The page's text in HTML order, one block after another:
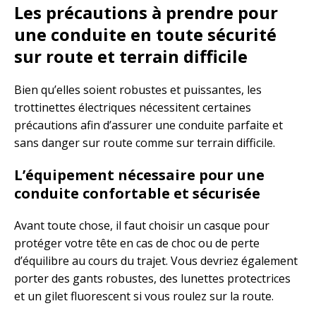
Les précautions à prendre pour
une conduite en toute sécurité
sur route et terrain difficile
Bien qu’elles soient robustes et puissantes, les
trottinettes électriques nécessitent certaines
précautions afin d’assurer une conduite parfaite et
sans danger sur route comme sur terrain difficile.
L’équipement nécessaire pour une
conduite confortable et sécurisée
Avant toute chose, il faut choisir un casque pour
protéger votre tête en cas de choc ou de perte
d’équilibre au cours du trajet. Vous devriez également
porter des gants robustes, des lunettes protectrices
et un gilet fluorescent si vous roulez sur la route.